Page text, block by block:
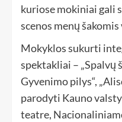
kuriose mokiniai gali
scenos menų
Mokyklos sukurti
spektakliai – „Spalvų
Gyvenimo pilys“,
parodyti Kauno
teatre,